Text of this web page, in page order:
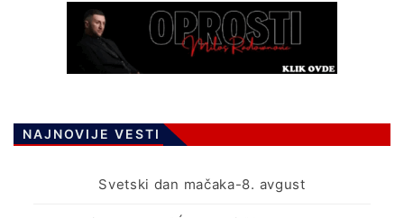
NAJNOVIJE VESTI
Svetski dan mačaka-8. avgust